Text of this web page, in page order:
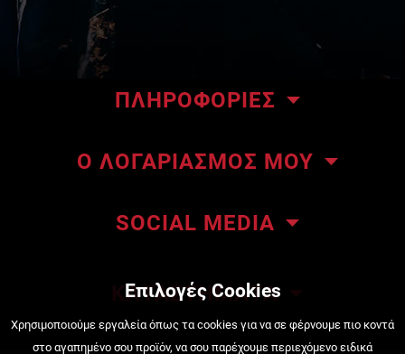
ΠΛΗΡΟΦΟΡΙΕΣ
About ΜΜΑteam
Όροι Χρήσης
Τρόποι πληρωμής
Ο ΛΟΓΑΡΙΑΣΜΟΣ ΜΟΥ
SOCIAL MEDIA
ΚΑΤΑΣΤΗΜΑΤΑ
Πειραιάς, Κουντουριώτου 222
Επιλογές Cookies
Χρησιμοποιούμε εργαλεία όπως τα cookies για να σε φέρνουμε πιο κοντά
στο αγαπημένο σου προϊόν, να σου παρέχουμε περιεχόμενο ειδικά